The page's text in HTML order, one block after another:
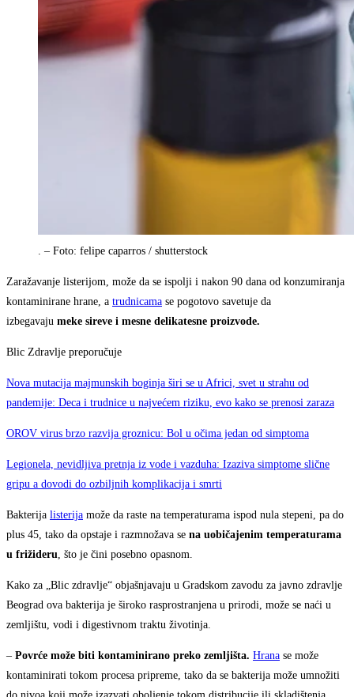
. – Foto: felipe caparros / shutterstock
Zaražavanje listerijom, može da se ispolji i nakon 90 dana od konzumiranja
kontaminirane hrane, a trudnicama se pogotovo savetuje da
izbegavaju meke sireve i mesne delikatesne proizvode.
Blic Zdravlje preporučuje
Nova mutacija majmunskih boginja širi se u Africi, svet u strahu od
pandemije: Deca i trudnice u najvećem riziku, evo kako se prenosi zaraza
OROV virus brzo razvija groznicu: Bol u očima jedan od simptoma
Legionela, nevidljiva pretnja iz vode i vazduha: Izaziva simptome slične
gripu a dovodi do ozbiljnih komplikacija i smrti
Bakterija listerija može da raste na temperaturama ispod nula stepeni, pa do
plus 45, tako da opstaje i razmnožava se na uobičajenim temperaturama
u frižideru , što je čini posebno opasnom.
Kako za „Blic zdravlje“ objašnjavaju u Gradskom zavodu za javno zdravlje
Beograd ova bakterija je široko rasprostranjena u prirodi, može se naći u
zemljištu, vodi i digestivnom traktu životinja.
– Povrće može biti kontaminirano preko zemljišta. Hrana se može
kontaminirati tokom procesa pripreme, tako da se bakterija može umnožiti